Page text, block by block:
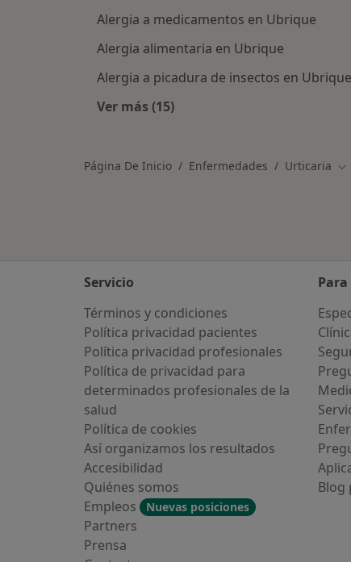
Alergia a medicamentos en Ubrique
Alergia alimentaria en Ubrique
Alergia a picadura de insectos en Ubrique
Ver más (15)
Página De Inicio Enfermedades Urticaria
Servicio
Términos y condiciones
Política privacidad pacientes
Política privacidad profesionales
Política de privacidad para
determinados profesionales de la
salud
Política de cookies
Así organizamos los resultados
Accesibilidad
Quiénes somos
Empleos
Nuevas posiciones
Partners
Prensa
Blog